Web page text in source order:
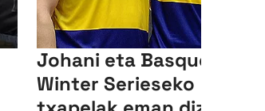
Johani eta Basqueri
Winter Serieseko